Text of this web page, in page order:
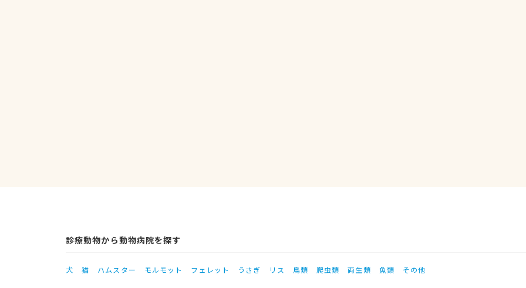
診療動物から動物病院を探す
犬 猫 ハムスター モルモット フェレット うさぎ リス 鳥類 爬虫類 両生類 魚類 その他